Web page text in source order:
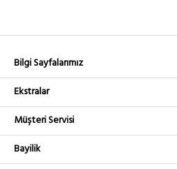
Bilgi Sayfalarımız
Ekstralar
Müşteri Servisi
Bayilik